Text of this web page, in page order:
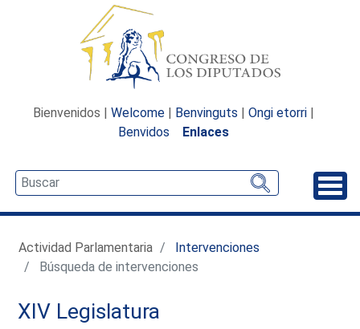
Bienvenidos | Welcome | Benvinguts | Ongi etorri |
Benvidos
Enlaces
Actividad Parlamentaria
Intervenciones
Búsqueda de intervenciones
XIV Legislatura